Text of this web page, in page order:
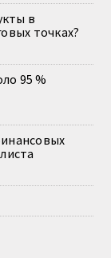
в
точках?
95 %